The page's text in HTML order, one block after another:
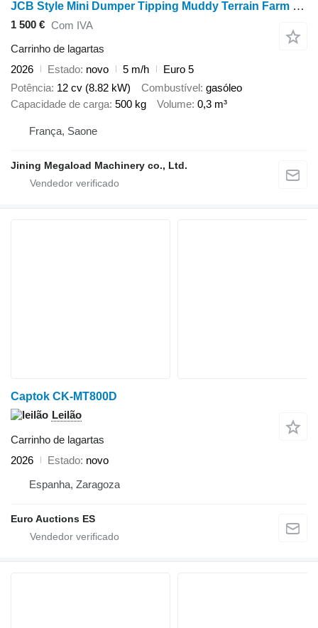
JCB Style Mini Dumper Tipping Muddy Terrain Farm Use CE Certifie
1 500 € Com IVA
Carrinho de lagartas
2026
Estado novo 5 m/h
Euro 5
Potência 12 cv (8.82 kW) Combustível gasóleo
Capacidade de carga 500 kg Volume 0,3 m³
França, Saone
Jining Megaload Machinery co., Ltd.
Captok CK-MT800D
Leilão
Carrinho de lagartas
2026
Estado novo
Espanha, Zaragoza
Euro Auctions ES